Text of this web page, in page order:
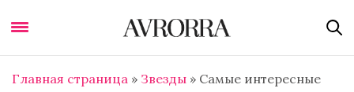
Главная страница » Звезды » Самые интересные